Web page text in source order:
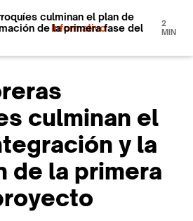
Informativo
culminan el plan de
de la primera fase del
2
MIN
culminan el
y la
de la primera